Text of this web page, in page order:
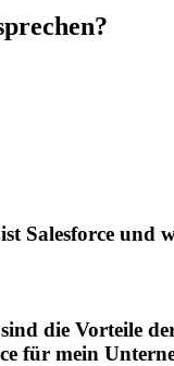
Salesforce und
die Vorteile
für mein